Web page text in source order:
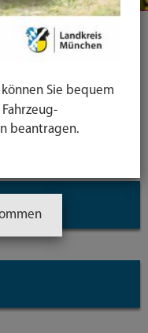
Taste
können Sie bequem
beantragen.